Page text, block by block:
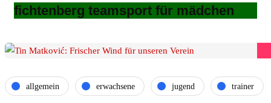
fichtenberg teamsport für mädchen
allgemein erwachsene jugend trainer